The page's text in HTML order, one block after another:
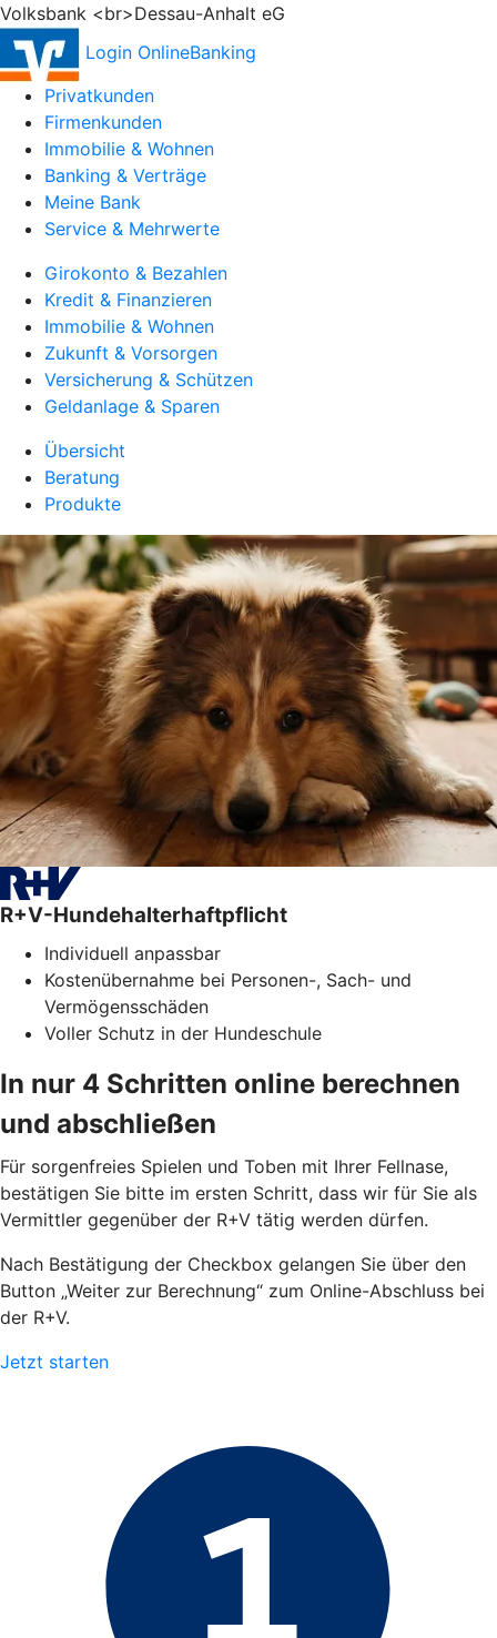
Volksbank <br>Dessau-Anhalt eG
Login OnlineBanking
Privatkunden
Firmenkunden
Immobilie & Wohnen
Banking & Verträge
Meine Bank
Service & Mehrwerte
Girokonto & Bezahlen
Kredit & Finanzieren
Immobilie & Wohnen
Zukunft & Vorsorgen
Versicherung & Schützen
Geldanlage & Sparen
Übersicht
Beratung
Produkte
R+V-Hundehalterhaftpflicht
Individuell anpassbar
Kostenübernahme bei Personen-, Sach- und
Vermögensschäden
Voller Schutz in der Hundeschule
In nur 4 Schritten online berechnen
und abschließen
Für sorgenfreies Spielen und Toben mit Ihrer Fellnase,
bestätigen Sie bitte im ersten Schritt, dass wir für Sie als
Vermittler gegenüber der R+V tätig werden dürfen.
Nach Bestätigung der Checkbox gelangen Sie über den
Button „Weiter zur Berechnung“ zum Online-Abschluss bei
der R+V.
Jetzt starten